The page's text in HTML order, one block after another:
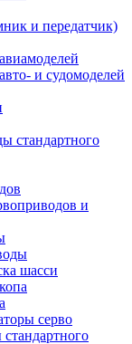
и передатчик)
и судомоделей
стандартного
и
шасси
серво